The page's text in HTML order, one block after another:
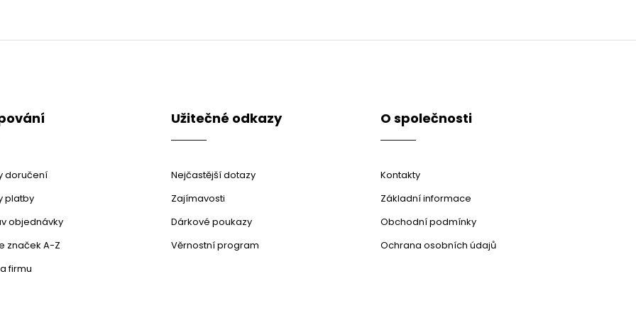
doručení
platby
objednávky
značek A-Z
firmu
Užitečné odkazy
Nejčastější dotazy
Zajímavosti
Dárkové poukazy
Věrnostní program
O společnosti
Kontakty
Základní informace
Obchodní podmínky
Ochrana osobních údajů